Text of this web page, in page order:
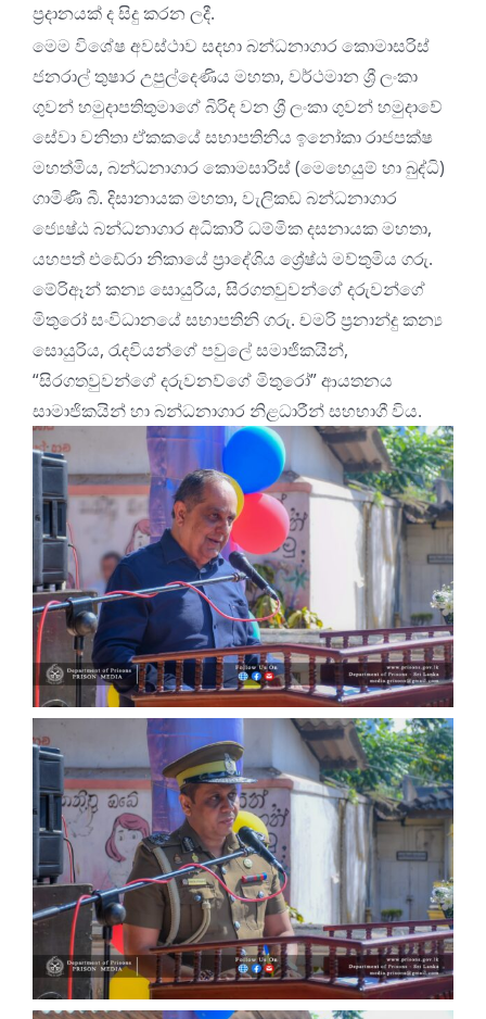
ප්රදානයක් ද සිදු කරන ලදී.
මෙම විශේෂ අවස්ථාව සදහා බන්ධනාගාර කොමාසරිස්
ජනරාල් තුෂාර උපුල්දෙණිය මහතා, වර්ථමාන ශ්රී ලංකා
ගුවන් හමුදාපතිතුමාගේ බිරිද වන ශ්රී ලංකා ගුවන් හමුදාවේ
සේවා වනිතා ඒකකයේ සභාපතිනිය ඉනෝකා රාජපක්ෂ
මහත්මිය, බන්ධනාගාර කොමසාරිස් (මෙහෙයුම් හා බුද්ධි)
ගාමිණී බී. දිසානායක මහතා, වැලිකඩ බන්ධනාගාර
ජ්යෙෂ්ඨ බන්ධනාගාර අධිකාරී ධම්මික දසනායක මහතා,
යහපත් එඩේරා නිකායේ ප්රාදේශිය ශ්රේෂ්ඨ මව්තුමිය ගරු.
මේරිඈන් කන්ය සොයුරිය, සිරගතවුවන්ගේ දරුවන්ගේ
මිතුරෝ සංවිධානයේ සභාපතිනි ගරු. චමරි ප්රනාන්දු කන්ය
සොයුරිය, රැදවියන්ගේ පවුලේ සමාජිකයින්,
“සිරගතවුවන්ගේ දරුවනව්ගේ මිතුරෝ” ආයතනය
සාමාජිකයින් හා බන්ධනාගාර නිළධාරීන් සහභාගී විය.